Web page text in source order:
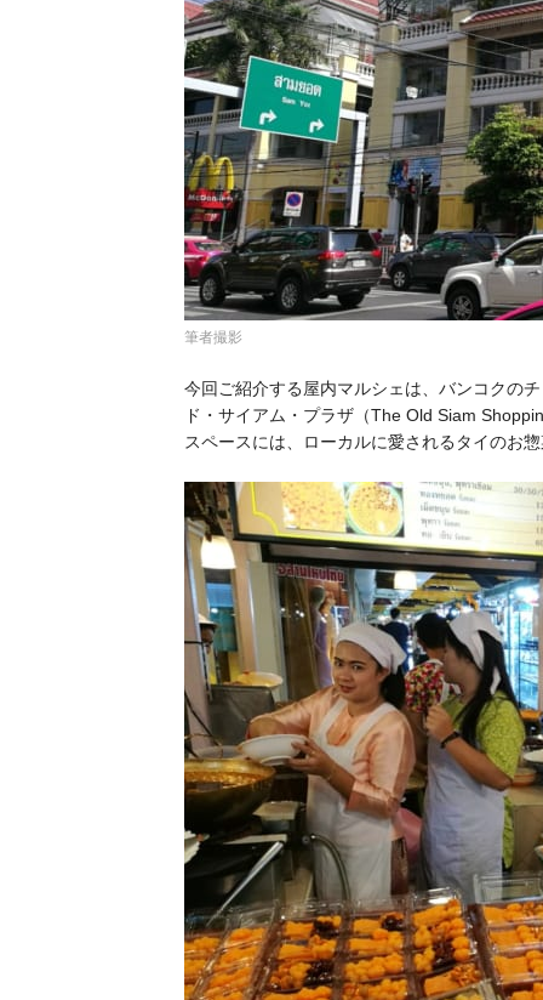
筆者撮影
今回ご紹介する屋内マルシェは、バンコクの
ド・サイアム・プラザ（The Old Siam
スペースには、ローカルに愛されるタイのお